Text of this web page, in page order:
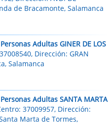
de Bracamonte, Salamanca
Adultas GINER DE LOS
Dirección: GRAN
Salamanca
Adultas SANTA MARTA
37009957, Dirección:
Marta de Tormes,